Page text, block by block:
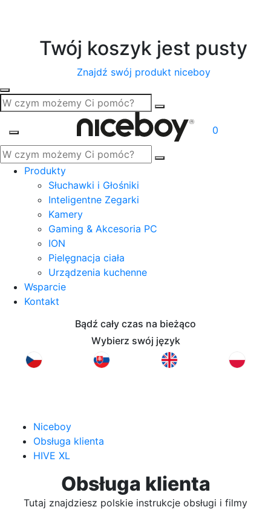
Twój koszyk jest pusty
Znajdź swój produkt niceboy
0
Produkty
Słuchawki i Głośniki
Inteligentne Zegarki
Kamery
Gaming & Akcesoria PC
ION
Pielęgnacja ciała
Urządzenia kuchenne
Wsparcie
Kontakt
Bądź cały czas na bieżąco
Wybierz swój język
Niceboy
Obsługa klienta
HIVE XL
Obsługa klienta
Tutaj znajdziesz polskie instrukcje obsługi i filmy